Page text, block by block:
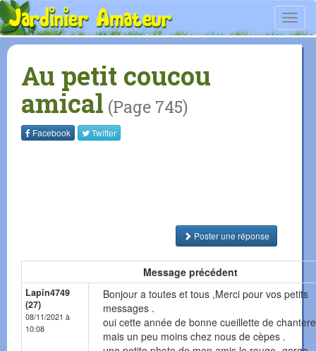
Au petit coucou
amical (Page 745)
Facebook Twitter
Poster une réponse
Message précédent
Lapin4749
(27)
08/11/2021 à
10:08
Bonjour a toutes et tous ,Merci pour vos petits
messages .
oui cette année de bonne cueillette de
mais un peu moins chez nous de cèpes .